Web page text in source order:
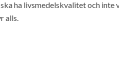
ha livsmedelskvalitet och inte
alls.